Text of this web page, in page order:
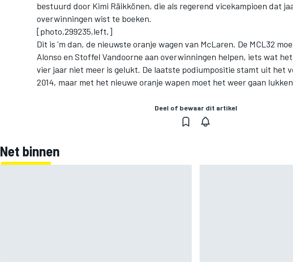
DTM
bestuurd door Kimi Räikkönen, die als regerend vicekampioen dat
overwinningen wist te boeken.
[photo,299235,left,]
Dit is 'm dan, de nieuwste oranje wagen van McLaren. De MCL32
Alonso en Stoffel Vandoorne aan overwinningen helpen, iets wat
vier jaar niet meer is gelukt. De laatste podiumpositie stamt uit het
2014, maar met het nieuwe oranje wapen moet het weer gaan
Deel of bewaar dit artikel
Net binnen